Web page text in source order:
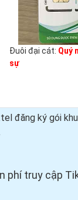
Đuôi đại cát: Quý
sự
đăng ký gói
phí truy cập